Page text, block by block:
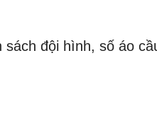
đội hình, số áo